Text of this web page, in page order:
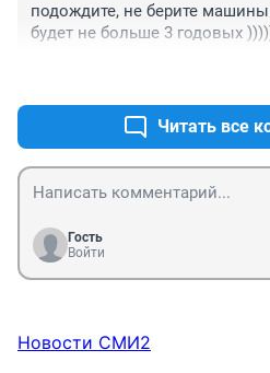
подождите, не берите
будет не больше 3 годовых
Читать все
Гость
Войти
Новости СМИ2